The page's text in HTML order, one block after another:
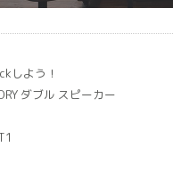
しよう！
ダブル スピーカー